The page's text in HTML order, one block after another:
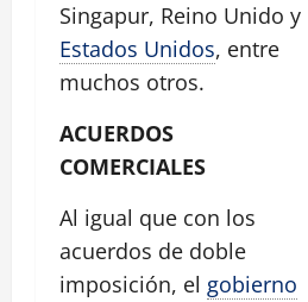
Singapur, Reino Unido y
Estados Unidos, entre
muchos otros.
ACUERDOS
COMERCIALES
Al igual que con los
acuerdos de doble
imposición, el gobierno